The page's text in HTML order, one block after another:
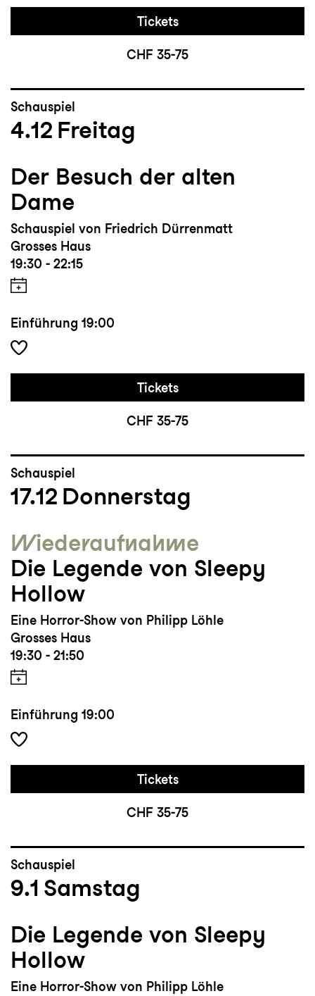
Tickets
CHF 35-75
Schauspiel
4.12 Freitag
Der Besuch der alten
Dame
Schauspiel von Friedrich Dürrenmatt
Grosses Haus
19:30 - 22:15
Einführung 19:00
Tickets
CHF 35-75
Schauspiel
17.12 Donnerstag
Wieder­aufnahme
Die Legende von Sleepy
Hollow
Eine Horror-Show von Philipp Löhle
Grosses Haus
19:30 - 21:50
Einführung 19:00
Tickets
CHF 35-75
Schauspiel
9.1 Samstag
Die Legende von Sleepy
Hollow
Eine Horror-Show von Philipp Löhle